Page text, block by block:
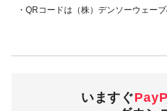
京都銀行
常陽銀行
十八親和銀行
・QRコードは（株）デンソーウェーブ
いますぐ